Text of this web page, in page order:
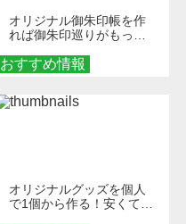
おすすめ情報
オリジナル御朱印帳を作
れば御朱印巡りがもっと
ダーメイドする魅力と選
び方
オリジナルグッズを個人
で1個から作る！安くて簡